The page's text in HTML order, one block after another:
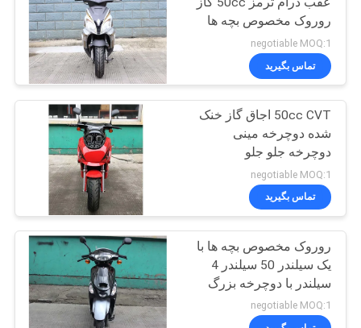
روروک مخصوص بچه
ها بزرگسالان
اسکوتر دوچرخه
کوچک
27
روروک مخصوص بچه ها
negotiable MOQ:1
تماس بگیرید
50cc CVT اجاق گاز خنک
شده دوچرخه مینی
دوچرخه جلو جلو
دیفرانسیل عقب ترمز درام
negotiable MOQ:1
تماس بگیرید
روروک مخصوص بچه ها با
یک سیلندر 50 سیلندر 4
سیلندر با دوچرخه بزرگ
negotiable MOQ:1